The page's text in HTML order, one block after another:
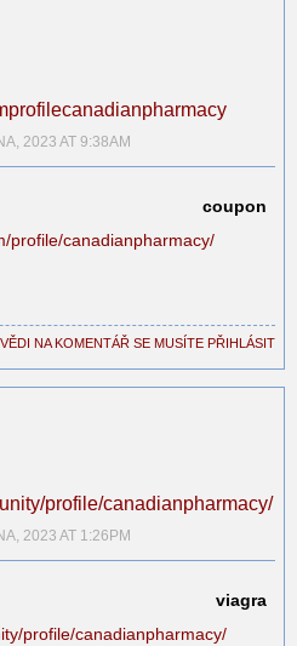
2023 AT 9:38AM
coupon
profile/canadianpharmacy/
NA KOMENTÁŘ SE MUSÍTE PŘIHLÁSIT
profile/canadianpharmacy/
2023 AT 1:26PM
viagra
profile/canadianpharmacy/